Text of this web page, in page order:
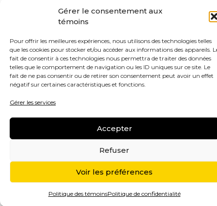
Gérer le consentement aux
témoins
Pour offrir les meilleures expériences, nous utilisons des technologies telles
que les cookies pour stocker et/ou accéder aux informations des appareils.
fait de consentir à ces technologies nous permettra de traiter des données
telles que le comportement de navigation ou les ID uniques sur ce site. Le
fait de ne pas consentir ou de retirer son consentement peut avoir un effet
négatif sur certaines caractéristiques et fonctions.
Gérer les services
Accepter
Refuser
Voir les préférences
Politique des témoinsPolitique de confidentialité